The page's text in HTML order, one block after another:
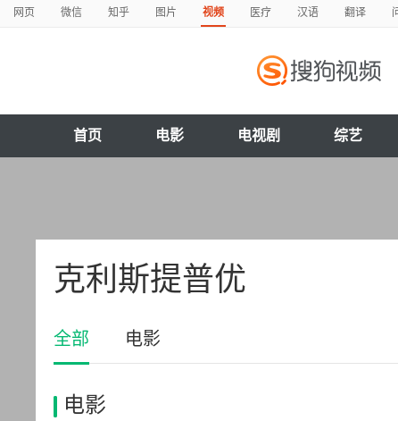
网页 微信 知乎 图片 视频 医疗 汉语 翻译
首页 电影 电视剧 综艺
克利斯提普优
全部 电影
电影